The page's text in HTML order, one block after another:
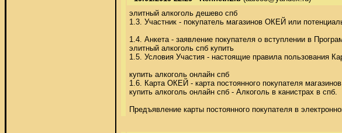
элитный алкоголь дешево спб
1.3. Участник - покупатель магазинов ОКЕЙ или
1.4. Анкета - заявление покупателя о вступлении в
элитный алкоголь спб купить
1.5. Условия Участия - настоящие правила пользования
купить алкоголь онлайн спб
1.6. Карта ОКЕЙ - карта постоянного покупателя
купить алкоголь онлайн спб - Алкоголь в канистрах в спб.
Предъявление карты постоянного покупателя в